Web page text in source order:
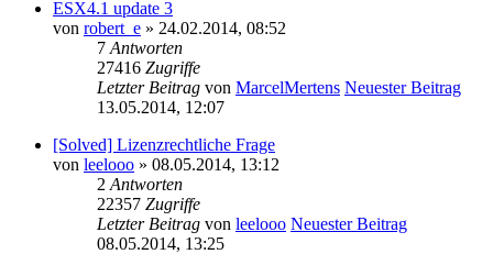
ESX4.1 update 3
von robert_e » 24.02.2014, 08:52
7 Antworten
27416 Zugriffe
Letzter Beitrag von MarcelMertens Neuester Beitrag
13.05.2014, 12:07
[Solved] Lizenzrechtliche Frage
von leelooo » 08.05.2014, 13:12
2 Antworten
22357 Zugriffe
Letzter Beitrag von leelooo Neuester Beitrag
08.05.2014, 13:25